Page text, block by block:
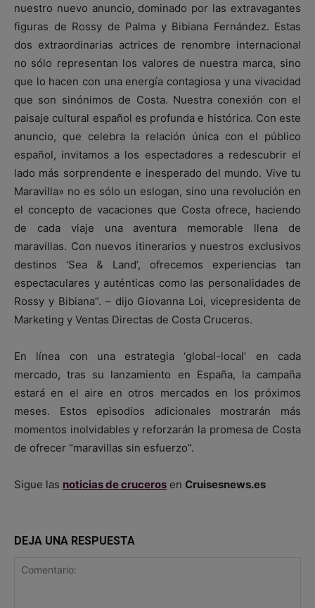
nuestro nuevo anuncio, dominado por las extravagantes
figuras de Rossy de Palma y Bibiana Fernández. Estas
dos extraordinarias actrices de renombre internacional
no sólo representan los valores de nuestra marca, sino
que lo hacen con una energía contagiosa y una vivacidad
que son sinónimos de Costa. Nuestra conexión con el
paisaje cultural español es profunda e histórica. Con este
anuncio, que celebra la relación única con el público
español, invitamos a los espectadores a redescubrir el
lado más sorprendente e inesperado del mundo. Vive tu
Maravilla» no es sólo un eslogan, sino una revolución en
el concepto de vacaciones que Costa ofrece, haciendo
de cada viaje una aventura memorable llena de
maravillas. Con nuevos itinerarios y nuestros exclusivos
destinos ‘Sea & Land’, ofrecemos experiencias tan
espectaculares y auténticas como las personalidades de
Rossy y Bibiana”. – dijo Giovanna Loi, vicepresidenta de
Marketing y Ventas Directas de Costa Cruceros.
En línea con una estrategia ‘global-local’ en cada
mercado, tras su lanzamiento en España, la campaña
estará en el aire en otros mercados en los próximos
meses. Estos episodios adicionales mostrarán más
momentos inolvidables y reforzarán la promesa de Costa
de ofrecer “maravillas sin esfuerzo”.
Sigue las noticias de cruceros en Cruisesnews.es
DEJA UNA RESPUESTA